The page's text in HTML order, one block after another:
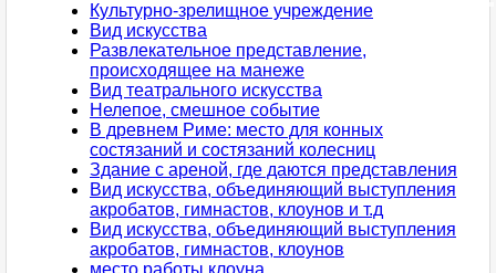
Культурно-зрелищное учреждение
Вид искусства
Развлекательное представление,
происходящее на манеже
Вид театрального искусства
Нелепое, смешное событие
В древнем Риме: место для конных
состязаний и состязаний колесниц
Здание с ареной, где даются представления
Вид искусства, объединяющий выступления
акробатов, гимнастов, клоунов и т.д
Вид искусства, объединяющий выступления
акробатов, гимнастов, клоунов
место работы клоуна